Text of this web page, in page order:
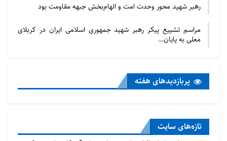
رهبر شهید محور وحدت امت و الهام‌بخش جبهه مقاومت بود
مراسم تشییع پیکر رهبر شهید جمهوری اسلامی ایران در کربلای
معلی به پایان…
پربازدید‌های هفته
تازه‌‌های سایت